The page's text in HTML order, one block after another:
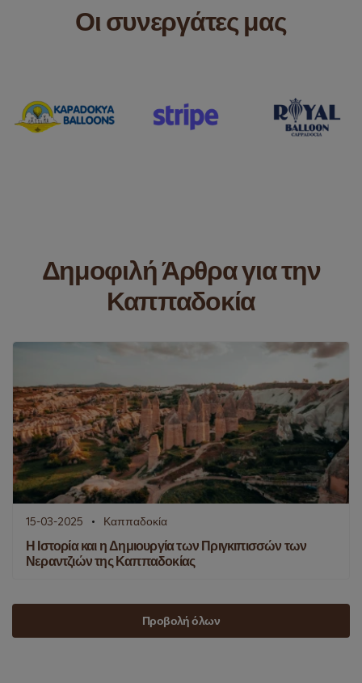
Οι συνεργάτες μας
Δημοφιλή Άρθρα για την
Καππαδοκία
15-03-2025 Καππαδοκία
Η Ιστορία και η Δημιουργία των Πριγκιπισσών των
Νεραντζιών της Καππαδοκίας
Προβολή όλων